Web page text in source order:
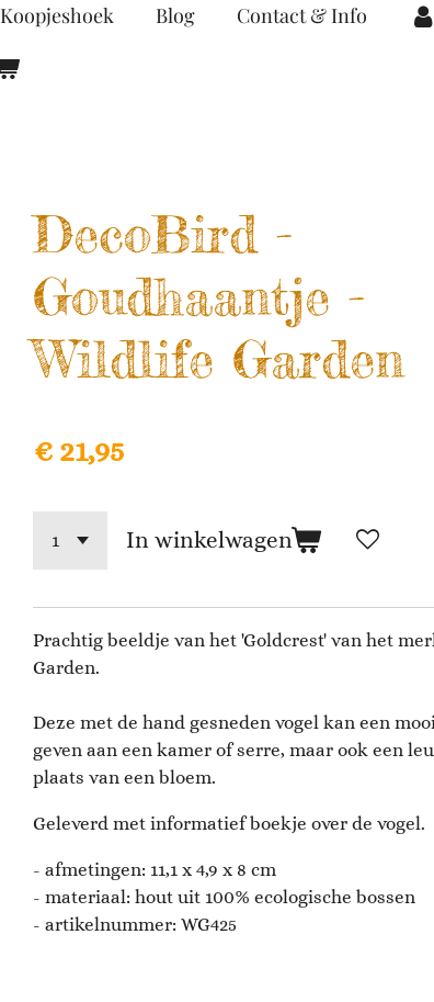
Koopjeshoek Blog Contact & Info
DecoBird -
Goudhaantje -
Wildlife Garden
€ 21,95
In winkelwagen
Prachtig beeldje van het 'Goldcrest' van het
Garden.
Deze met de hand gesneden vogel kan een
geven aan een kamer of serre, maar ook een
plaats van een bloem.
Geleverd met informatief boekje over de vogel.
- afmetingen: 11,1 x 4,9 x 8 cm
- materiaal: hout uit 100% ecologische bossen
- artikelnummer: WG425